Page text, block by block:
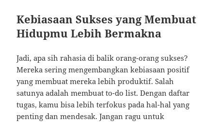
Kebiasaan Sukses yang Membuat
Hidupmu Lebih Bermakna
Jadi, apa sih rahasia di balik orang-orang sukses?
Mereka sering mengembangkan kebiasaan positif
yang membuat mereka lebih produktif. Salah
satunya adalah membuat to-do list. Dengan daftar
tugas, kamu bisa lebih terfokus pada hal-hal yang
penting dan mendesak. Jangan ragu untuk